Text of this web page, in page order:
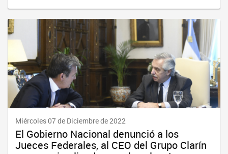
Miércoles 07 de Diciembre de 2022
El Gobierno Nacional denunció a los
Jueces Federales, al CEO del Grupo Clarín